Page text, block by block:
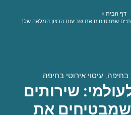
דף הבית
שמבטיחים את שביעות הרצון המלאה שלך
בחיפה, עיסוי אירוטי בחיפה
שירותים
שמבטיחים את